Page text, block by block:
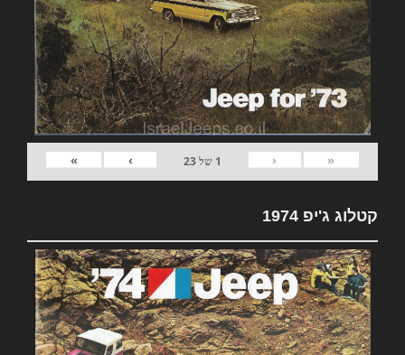
«
‹
1 של23
›
»
קטלוג ג'יפ 1974